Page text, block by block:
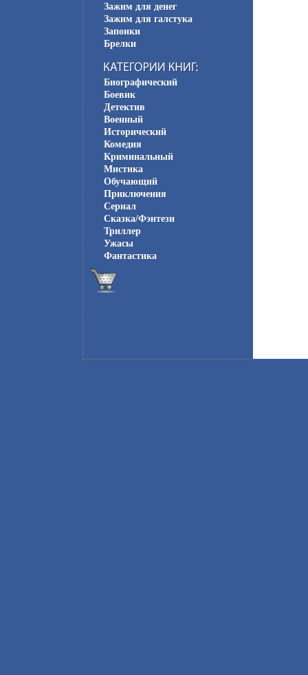
Зажим для денег
Зажим для галстука
Запонки
Брелки
Биографический
Боевик
Детектив
Военный
Исторический
Комедия
Криминальный
Мистика
Обучающий
Приключения
Сериал
Сказка/Фэнтези
Триллер
Ужасы
Фантастика